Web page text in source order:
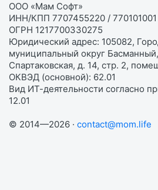
ООО «Мам Софт»
ИНН/КПП 7707455220 / 770101001
ОГРН 1217700330275
Юридический адрес: 105082,
муниципальный округ
Спартаковская, д. 14, стр. 2,
ОКВЭД (основной): 62.01
Вид ИТ-деятельности согласно
12.01
© 2014—2026 · contact@mom.life